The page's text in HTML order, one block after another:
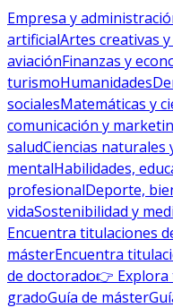
Empresa y
artificialArtes creativas
aviaciónFinanzas y
turismoHumanidades
socialesMatemáticas y
comunicación y
saludCiencias naturales
mentalHabilidades,
profesionalDeporte,
vidaSostenibilidad y
Encuentra titulaciones
másterEncuentra
de doctorado👉 Explora
gradoGuía de máster